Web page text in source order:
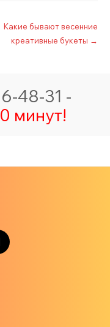
Какие бывают весенние
креативные букеты →
48-31 -
минут!